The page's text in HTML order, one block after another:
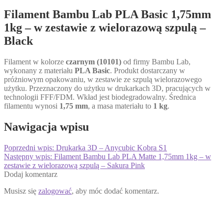
Filament Bambu Lab PLA Basic 1,75mm
1kg – w zestawie z wielorazową szpulą –
Black
Filament w kolorze czarnym (10101) od firmy Bambu Lab,
wykonany z materiału PLA Basic. Produkt dostarczany w
próżniowym opakowaniu, w zestawie ze szpulą wielorazowego
użytku. Przeznaczony do użytku w drukarkach 3D, pracujących w
technologii FFF/FDM. Wkład jest biodegradowalny. Średnica
filamentu wynosi 1,75 mm, a masa materiału to 1 kg.
Nawigacja wpisu
Poprzedni wpis: Drukarka 3D – Anycubic Kobra S1
Następny wpis: Filament Bambu Lab PLA Matte 1,75mm 1kg – w
zestawie z wielorazową szpulą – Sakura Pink
Dodaj komentarz
Musisz się zalogować, aby móc dodać komentarz.